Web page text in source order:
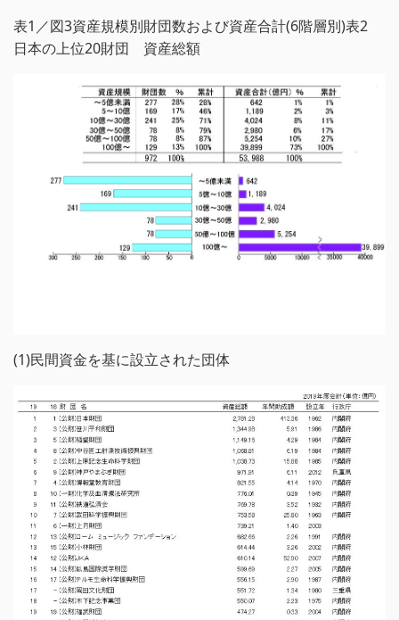
表1／図3資産規模別財団数および資産合計(6階層別)表2
日本の上位20財団 資産総額
(1)民間資金を基に設立された団体